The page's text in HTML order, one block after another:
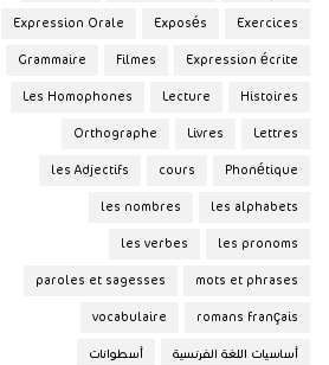
Exercices
Exposés
Expression Orale
Expression écrite
Filmes
Grammaire
Histoires
Lecture
Les Homophones
Lettres
Livres
Orthographe
Phonétique
cours
les Adjectifs
les alphabets
les nombres
les pronoms
les verbes
mots et phrases
paroles et sagesses
romans français
vocabulaire
أساسيات اللغة الفرنسية أسطوانات